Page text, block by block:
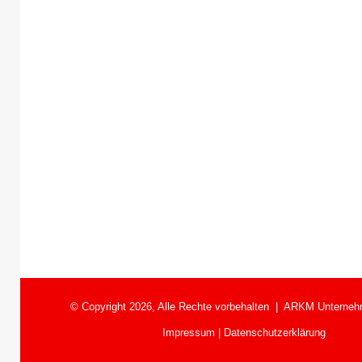
© Copyright 2026, Alle Rechte vorbehalten | ARKM
Impressum | Datenschutzerklärung